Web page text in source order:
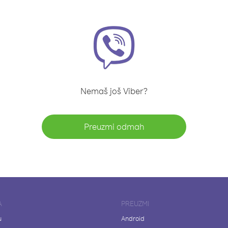
Nemaš još Viber?
Preuzmi odmah
PREUZMI
Android